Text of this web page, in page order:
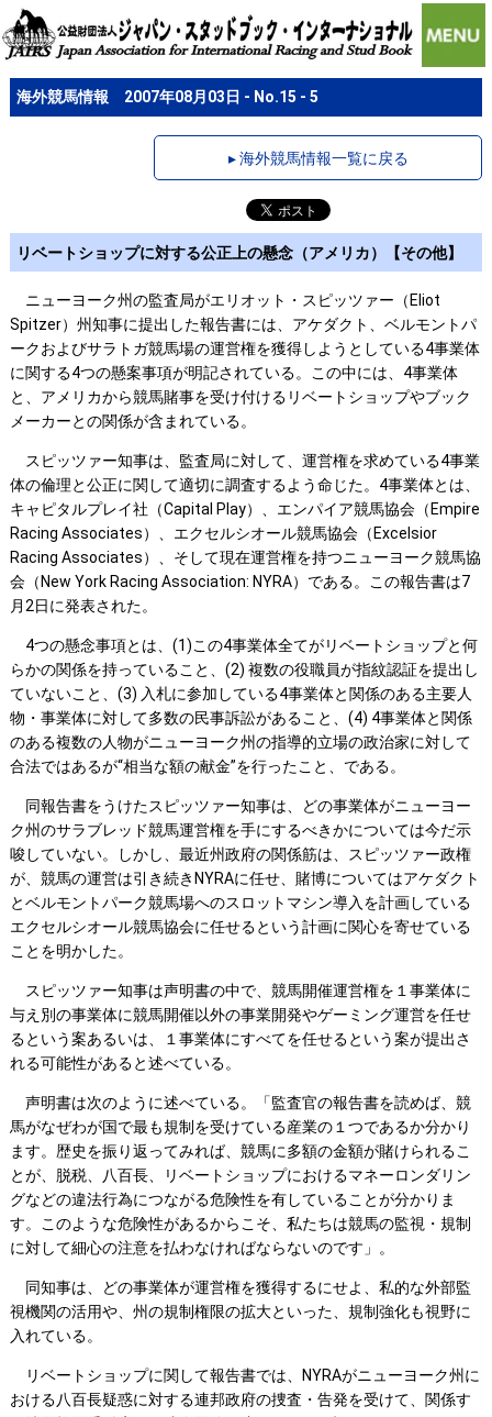
海外競馬情報 2007年08月03日 - No.15 - 5
▸ 海外競馬情報一覧に戻る
リベートショップに対する公正上の懸念（アメリカ）【その他】
ニューヨーク州の監査局がエリオット・スピッツァー（Eliot
Spitzer）州知事に提出した報告書には、アケダクト、ベルモントパ
ークおよびサラトガ競馬場の運営権を獲得しようとしている4事業体
に関する4つの懸案事項が明記されている。この中には、4事業体
と、アメリカから競馬賭事を受け付けるリベートショップやブック
メーカーとの関係が含まれている。
スピッツァー知事は、監査局に対して、運営権を求めている4事業
体の倫理と公正に関して適切に調査するよう命じた。4事業体とは、
キャピタルプレイ社（Capital Play）、エンパイア競馬協会（Empire
Racing Associates）、エクセルシオール競馬協会（Excelsior
Racing Associates）、そして現在運営権を持つニューヨーク競馬協
会（New York Racing Association: NYRA）である。この報告書は7
月2日に発表された。
4つの懸念事項とは、(1)この4事業体全てがリベートショップと何
らかの関係を持っていること、(2) 複数の役職員が指紋認証を提出し
ていないこと、(3) 入札に参加している4事業体と関係のある主要人
物・事業体に対して多数の民事訴訟があること、(4) 4事業体と関係
のある複数の人物がニューヨーク州の指導的立場の政治家に対して
合法ではあるが“相当な額の献金”を行ったこと、である。
同報告書をうけたスピッツァー知事は、どの事業体がニューヨー
ク州のサラブレッド競馬運営権を手にするべきかについては今だ示
唆していない。しかし、最近州政府の関係筋は、スピッツァー政権
が、競馬の運営は引き続きNYRAに任せ、賭博についてはアケダクト
とベルモントパーク競馬場へのスロットマシン導入を計画している
エクセルシオール競馬協会に任せるという計画に関心を寄せている
ことを明かした。
スピッツァー知事は声明書の中で、競馬開催運営権を１事業体に
与え別の事業体に競馬開催以外の事業開発やゲーミング運営を任せ
るという案あるいは、１事業体にすべてを任せるという案が提出さ
れる可能性があると述べている。
声明書は次のように述べている。「監査官の報告書を読めば、競
馬がなぜわが国で最も規制を受けている産業の１つであるか分かり
ます。歴史を振り返ってみれば、競馬に多額の金額が賭けられるこ
とが、脱税、八百長、リベートショップにおけるマネーロンダリン
グなどの違法行為につながる危険性を有していることが分かりま
す。このような危険性があるからこそ、私たちは競馬の監視・規制
に対して細心の注意を払わなければならないのです」。
同知事は、どの事業体が運営権を獲得するにせよ、私的な外部監
視機関の活用や、州の規制権限の拡大といった、規制強化も視野に
入れている。
リベートショップに関して報告書では、NYRAがニューヨーク州に
おける八百長疑惑に対する連邦政府の捜査・告発を受けて、関係す